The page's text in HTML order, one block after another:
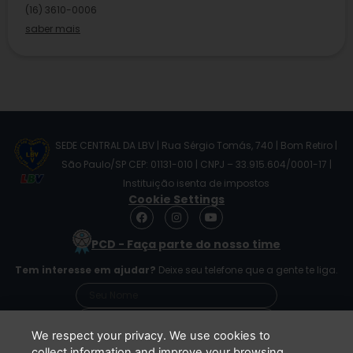
(16) 3610-0006
saber mais
SEDE CENTRAL DA LBV | Rua Sérgio Tomás, 740 | Bom Retiro |
São Paulo/SP CEP: 01131-010 | CNPJ – 33.915.604/0001-17 |
Instituição isenta de impostos
Cookie Settings
F
a
e
o
o
I
n
s
t
g
r
m
Y
o
t
b
e
PCD - Faça parte do nosso time
Tem interesse em ajudar? Deixe seu telefone que a gente te liga.
We respect your privacy. We use cookies to